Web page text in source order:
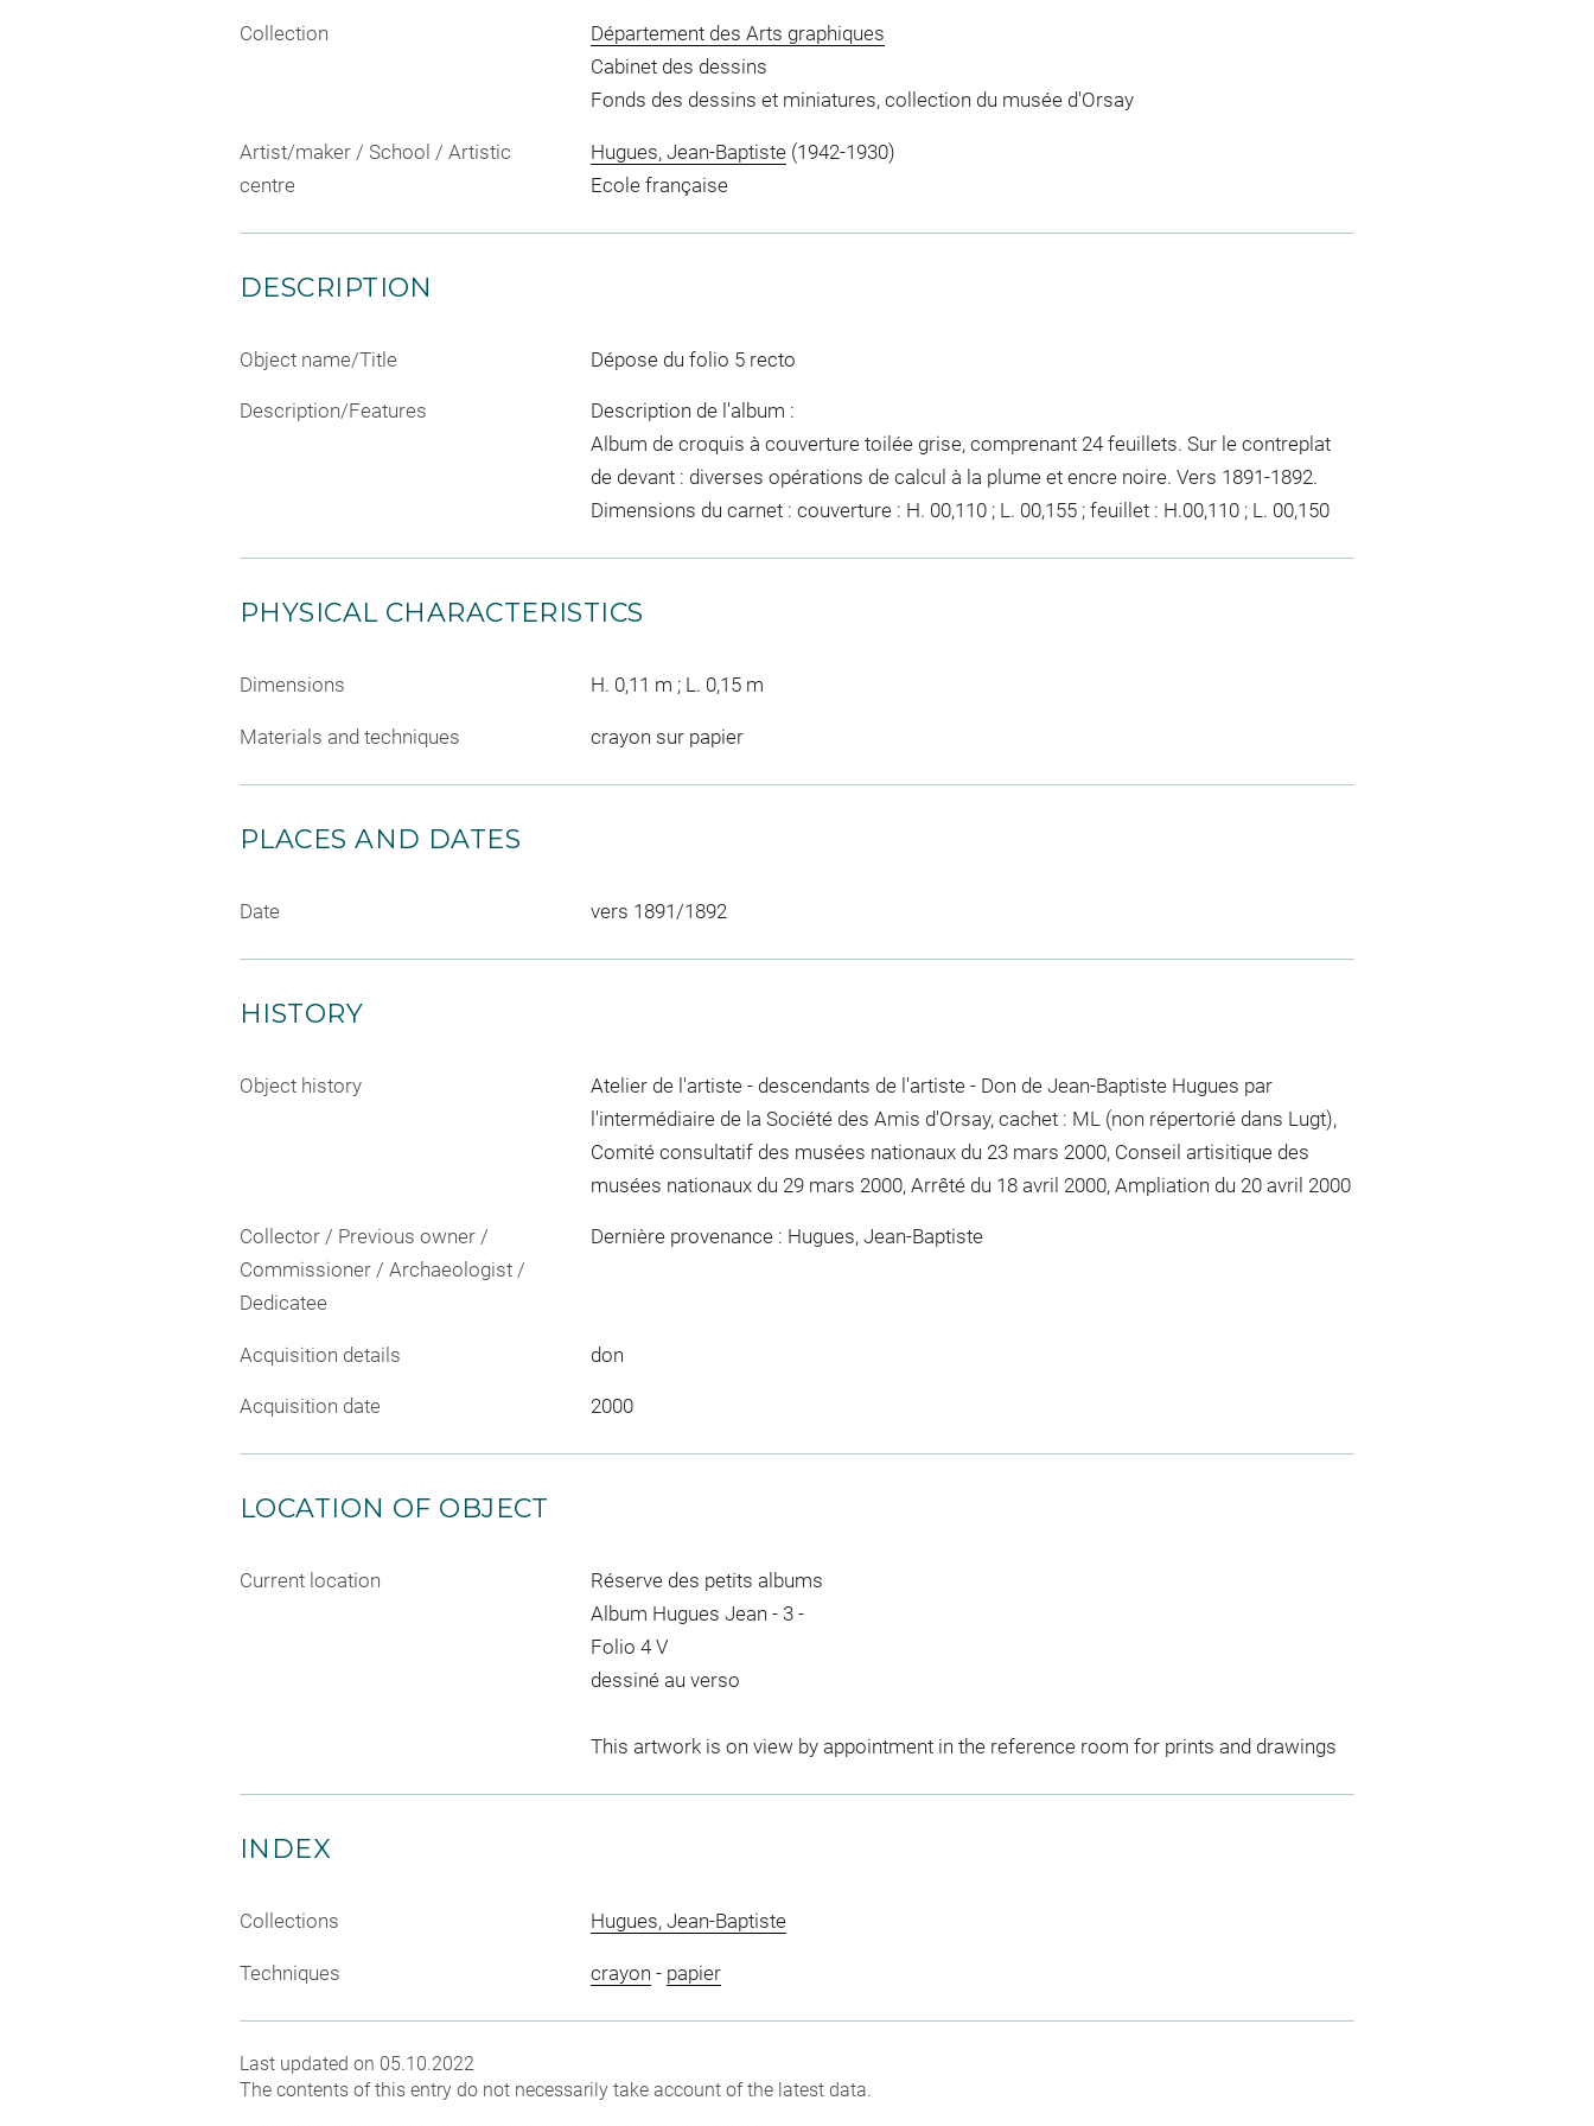
Collection
Département des Arts graphiques
Cabinet des dessins
Fonds des dessins et miniatures, collection du musée d'Orsay
Artist/maker / School / Artistic
centre
Hugues, Jean-Baptiste(1942-1930)
Ecole française
DESCRIPTION
Object name/Title Dépose du folio 5 recto
Description/Features
Description de l'album :
Album de croquis à couverture toilée grise, comprenant 24 feuillets. Sur le contreplat
de devant : diverses opérations de calcul à la plume et encre noire. Vers 1891-1892.
Dimensions du carnet : couverture : H. 00,110 ; L. 00,155 ; feuillet : H.00,110 ; L. 00,150
PHYSICAL CHARACTERISTICS
Dimensions H. 0,11 m ; L. 0,15 m
Materials and techniques crayon sur papier
PLACES AND DATES
Date vers 1891/1892
HISTORY
Object history
Atelier de l'artiste - descendants de l'artiste - Don de Jean-Baptiste Hugues par
l'intermédiaire de la Société des Amis d'Orsay, cachet : ML (non répertorié dans Lugt),
Comité consultatif des musées nationaux du 23 mars 2000, Conseil artisitique des
musées nationaux du 29 mars 2000, Arrêté du 18 avril 2000, Ampliation du 20 avril 2000
Collector / Previous owner /
Commissioner / Archaeologist /
Dedicatee
Dernière provenance : Hugues, Jean-Baptiste
Acquisition details don
Acquisition date 2000
LOCATION OF OBJECT
Current location
Réserve des petits albums
Album Hugues Jean - 3 -
Folio 4 V
dessiné au verso
This artwork is on view by appointment in the reference room for prints and drawings
INDEX
Collections Hugues, Jean-Baptiste
Techniques crayon - papier
Last updated on 05.10.2022
The contents of this entry do not necessarily take account of the latest data.